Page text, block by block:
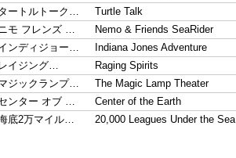
ートルトーク…
Turtle Talk
モ フレンズ …
Nemo & Friends SeaRider
ンディジョー…
Indiana Jones Adventure
レイジング…
Raging Spirits
ジックランプ…
The Magic Lamp Theater
ンター オブ …
Center of the Earth
底2万マイル…
20,000 Leagues Under the Sea